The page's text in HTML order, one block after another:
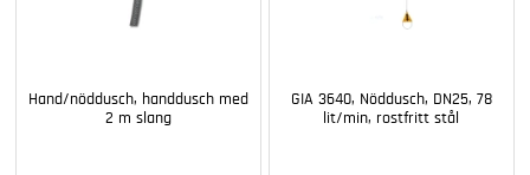
Hand/nöddusch, handdusch med
2 m slang
GIA 3640, Nöddusch, DN25, 78
lit/min, rostfritt stål